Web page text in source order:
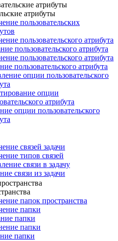
атрибуты
атрибуты
пользовательских
пользовательского атрибута
пользовательского атрибута
пользовательского атрибута
пользовательского атрибута
опции пользовательского
опции
атрибута
опции пользовательского
связей задачи
типов связей
связи в задачу
связи из задачи
папок пространства
папки
папки
папки
папки